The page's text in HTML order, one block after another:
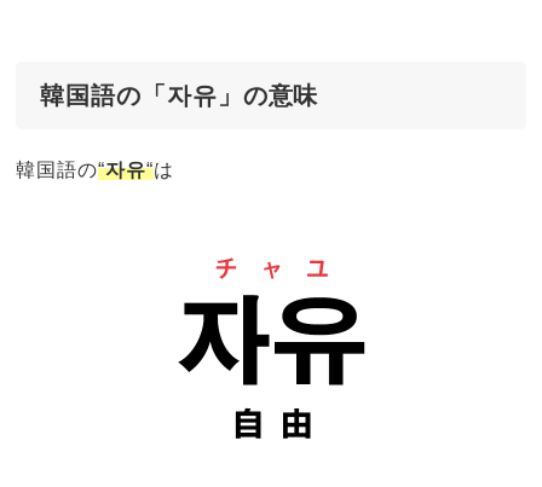
韓国語の「자유」の意味
韓国語の“자유“は